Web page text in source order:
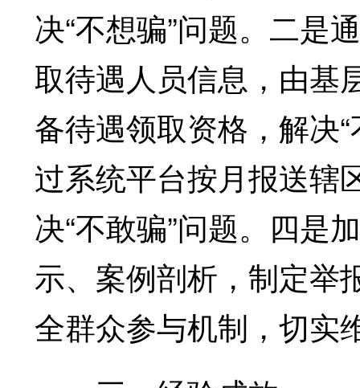
决“不想骗”问题。二是
取待遇人员信息，由基
备待遇领取资格，解决
过系统平台按月报送辖
决“不敢骗”问题。四是
示、案例剖析，制定举
全群众参与机制，切实